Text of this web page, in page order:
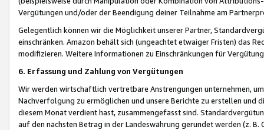
Vergütungen und/oder der Beendigung deiner Teilnahme am
Gelegentlich können wir die Möglichkeit unserer Partner,
einschränken. Amazon behält sich (ungeachtet etwaiger Fristen) das
modifizieren. Weitere Informationen zu Einschränkungen für
6. Erfassung und Zahlung von Vergütungen
Wir werden wirtschaftlich vertretbare Anstrengungen unternehmen,
Nachverfolgung zu ermöglichen und unsere Berichte zu erstellen und
diesem Monat verdient hast, zusammengefasst sind.
auf den nächsten Betrag in der Landeswährung gerundet werden (z.